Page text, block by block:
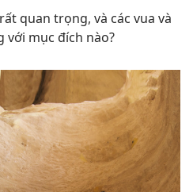
quan trọng, và các vua và
với mục đích nào?